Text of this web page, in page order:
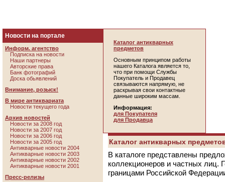
Новости на портале
Информ. агентство
Подписка на новости
Наши партнеры
Авторские права
Банк фотографий
Доска обьявлений
Внимание, розыск!
В мире антиквариата
Новости текущего года
Архив новостей
Новости за 2008 год
Новости за 2007 год
Новости за 2006 год
Новости за 2005 год
Антикварные новости 2004
Антикварные новости 2003
Антикварные новости 2002
Антикварные новости 2001
Пресс-релизы
Каталог антикварных
предметов
Основным принципом работы
нашего Каталога является то,
что при помощи Службы
Покупатель и Продавец
связываются напрямую, не
раскрывая свои контактные
данные широким массам.
Информация:
для Покупателя
для Продавца
Каталог антикварных
В каталоге представлены
коллекционеров и частных лиц.
границами Российской